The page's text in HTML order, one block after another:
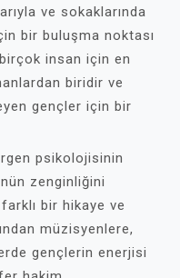
ve sokaklarında
bir buluşma noktası
insan için en
biridir ve
gençler için bir
psikolojisinin
zenginliğini
bir hikaye ve
müzisyenlere,
gençlerin enerjisi